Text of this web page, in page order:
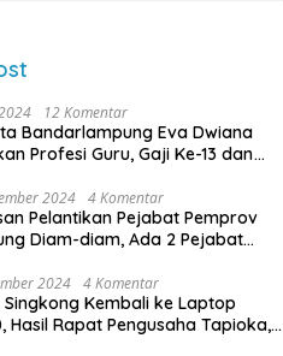
12 Komentar
Bandarlampung Eva Dwiana
Profesi Guru, Gaji Ke-13 dan
2024 4 Komentar
Pelantikan Pejabat Pemprov
Diam-diam, Ada 2 Pejabat
2024 4 Komentar
Kembali ke Laptop
Hasil Rapat Pengusaha Tapioka,